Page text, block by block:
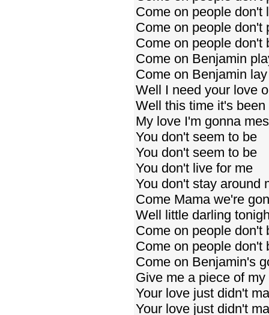
Come on people don't
Come on people don't
Come on people don't
Come on Benjamin
Come on Benjamin
Well I need your love
Well this time it's been
My love I'm gonna
You don't seem to be
You don't seem to be
You don't live for me
You don't stay around
Come Mama we're
Well little darling
Come on people don't
Come on people don't
Come on Benjamin's
Give me a piece of my
Your love just didn't
Your love just didn't